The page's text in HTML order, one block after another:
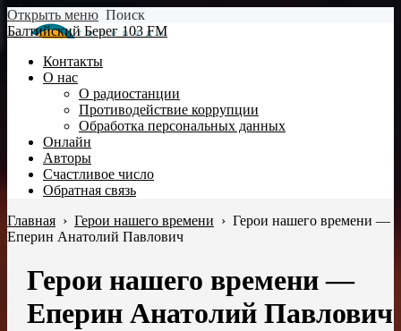
Открыть меню Поиск
Балтийский Берег 103 FM
Контакты
О нас
О радиостанции
Противодействие коррупции
Обработка персональных данных
Онлайн
Авторы
Счастливое число
Обратная связь
Главная › Герои нашего времени › Герои нашего времени —
Еперин Анатолий Павлович
Герои нашего времени —
Еперин Анатолий Павлович